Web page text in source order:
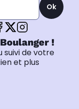
Ok
!
suivi de votre
et plus